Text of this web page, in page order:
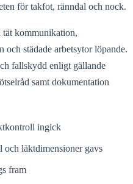
för takfot, ränndal och nock.
kommunikation,
och städade arbetsytor löpande.
fallskydd enligt gällande
samt dokumentation
ingick
och läktdimensioner gavs
fram